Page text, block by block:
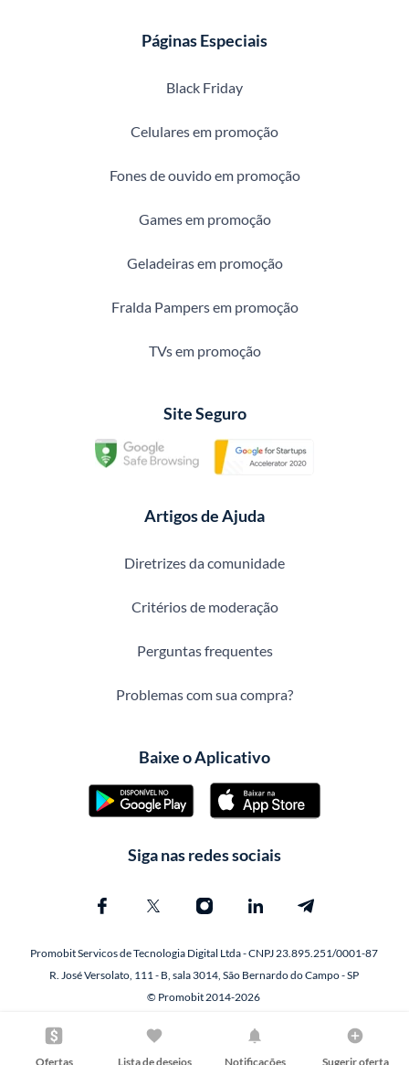
Ofertas Lista de desejos Notificações Sugerir oferta
Páginas Especiais
Black Friday
Celulares em promoção
Fones de ouvido em promoção
Games em promoção
Geladeiras em promoção
Fralda Pampers em promoção
TVs em promoção
Site Seguro
Artigos de Ajuda
Diretrizes da comunidade
Critérios de moderação
Perguntas frequentes
Problemas com sua compra?
Baixe o Aplicativo
Siga nas redes sociais
Promobit Servicos de Tecnologia Digital Ltda - CNPJ 23.895.251/0001-87
R. José Versolato, 111 - B, sala 3014, São Bernardo do Campo - SP
© Promobit 2014-2026